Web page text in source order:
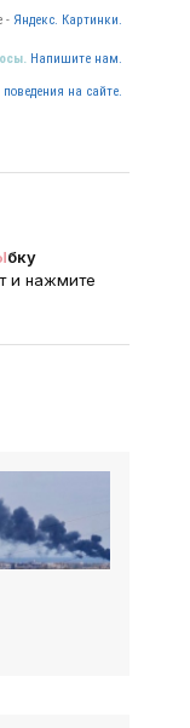
- Яндекс. Картинки.
Напишите нам.
поведения на сайте.
бку
и нажмите